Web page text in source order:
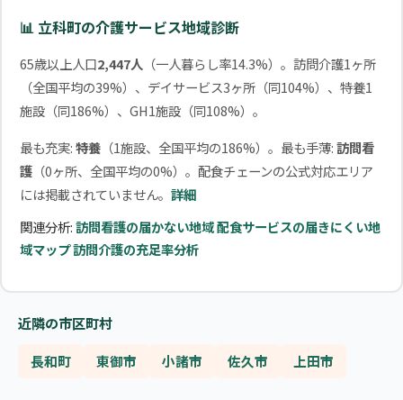
📊 立科町の介護サービス地域診断
65歳以上人口2,447人（一人暮らし率14.3%）。訪問介護1ヶ所
（全国平均の39%）、デイサービス3ヶ所（同104%）、特養1
施設（同186%）、GH1施設（同108%）。
最も充実:特養（1施設、全国平均の186%）。最も手薄:訪問看
護（0ヶ所、全国平均の0%）。配食チェーンの公式対応エリア
には掲載されていません。 詳細
関連分析:訪問看護の届かない地域配食サービスの届きにくい地
域マップ訪問介護の充足率分析
近隣の市区町村
長和町 東御市 小諸市 佐久市 上田市